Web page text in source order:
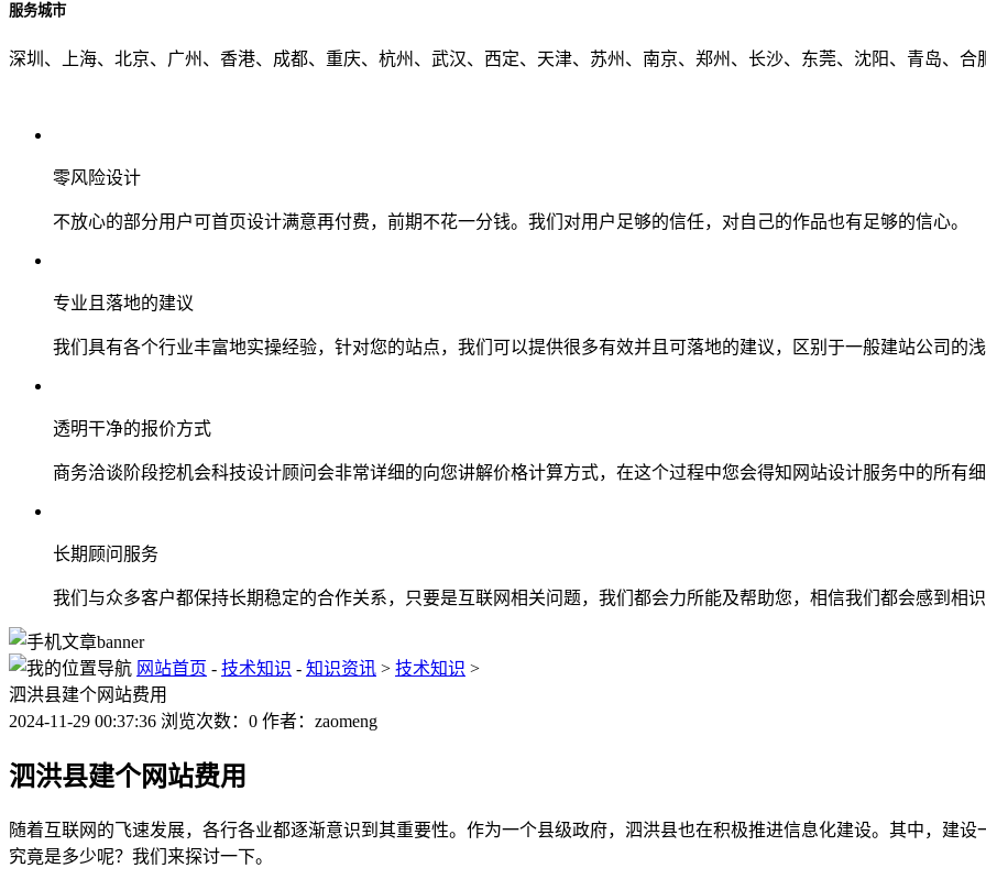
服务城市
深圳、上海、北京、广州、香港、成都、重庆、杭州、武汉、西定、天津、苏州、南京、郑州、长沙、东莞、沈阳、青岛、合
零风险设计
不放心的部分用户可首页设计满意再付费，前期不花一分钱。我们对用户足够的信任，对自己的作品也有足够的信心。
专业且落地的建议
我们具有各个行业丰富地实操经验，针对您的站点，我们可以提供很多有效并且可落地的建议，区别于一般建站公司的
透明干净的报价方式
商务洽谈阶段挖机会科技设计顾问会非常详细的向您讲解价格计算方式，在这个过程中您会得知网站设计服务中的所有
长期顾问服务
我们与众多客户都保持长期稳定的合作关系，只要是互联网相关问题，我们都会力所能及帮助您，相信我们都会感到相
网站首页 - 技术知识 - 知识资讯 > 技术知识 >
泗洪县建个网站费用
2024-11-29 00:37:36 浏览次数：0 作者：zaomeng
泗洪县建个网站费用
随着互联网的飞速发展，各行各业都逐渐意识到其重要性。作为一个县级政府，泗洪县也在积极推进信息化建设。其中，建
究竟是多少呢？我们来探讨一下。